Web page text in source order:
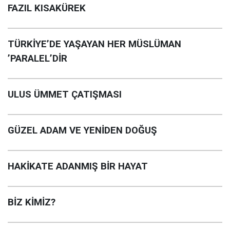
FAZIL KISAKÜREK
TÜRKİYE’DE YAŞAYAN HER MÜSLÜMAN
’PARALEL’DİR
ULUS ÜMMET ÇATIŞMASI
GÜZEL ADAM VE YENİDEN DOĞUŞ
HAKİKATE ADANMIŞ BİR HAYAT
BİZ KİMİZ?